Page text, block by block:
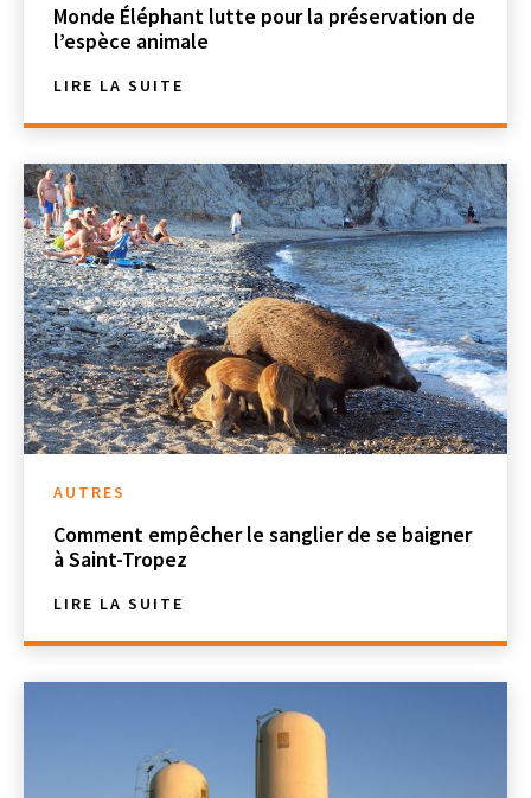
Monde Éléphant lutte pour la préservation de
l’espèce animale
LIRE LA SUITE
AUTRES
Comment empêcher le sanglier de se baigner
à Saint-Tropez
LIRE LA SUITE